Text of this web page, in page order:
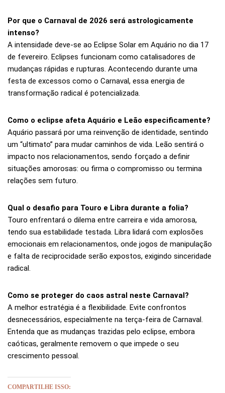
Por que o Carnaval de 2026 será astrologicamente
intenso?
A intensidade deve-se ao Eclipse Solar em Aquário no dia 17
de fevereiro. Eclipses funcionam como catalisadores de
mudanças rápidas e rupturas. Acontecendo durante uma
festa de excessos como o Carnaval, essa energia de
transformação radical é potencializada.
Como o eclipse afeta Aquário e Leão especificamente?
Aquário passará por uma reinvenção de identidade, sentindo
um “ultimato” para mudar caminhos de vida. Leão sentirá o
impacto nos relacionamentos, sendo forçado a definir
situações amorosas: ou firma o compromisso ou termina
relações sem futuro.
Qual o desafio para Touro e Libra durante a folia?
Touro enfrentará o dilema entre carreira e vida amorosa,
tendo sua estabilidade testada. Libra lidará com explosões
emocionais em relacionamentos, onde jogos de manipulação
e falta de reciprocidade serão expostos, exigindo sinceridade
radical.
Como se proteger do caos astral neste Carnaval?
A melhor estratégia é a flexibilidade. Evite confrontos
desnecessários, especialmente na terça-feira de Carnaval.
Entenda que as mudanças trazidas pelo eclipse, embora
caóticas, geralmente removem o que impede o seu
crescimento pessoal.
COMPARTILHE ISSO: